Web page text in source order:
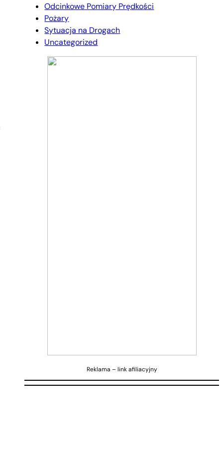
Odcinkowe Pomiary Prędkości
Pożary
Sytuacja na Drogach
Uncategorized
Reklama – link afiliacyjny